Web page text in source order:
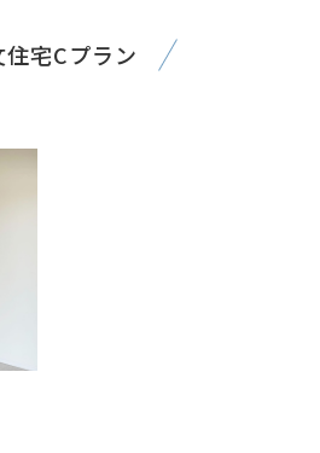
住宅Cプラン